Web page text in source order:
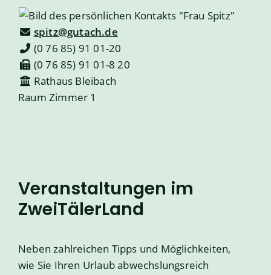
spitz@gutach.de
(0 76 85) 91 01-20
(0 76 85) 91 01-8 20
Rathaus Bleibach
Raum Zimmer 1
Veranstaltungen im
ZweiTälerLand
Neben zahlreichen Tipps und Möglichkeiten,
wie Sie Ihren Urlaub abwechslungsreich